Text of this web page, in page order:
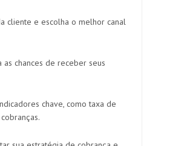
cliente e escolha o melhor canal
chances de receber seus
chave, como taxa de